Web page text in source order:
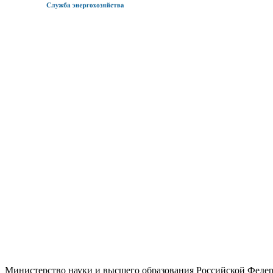
Министерство науки и высшего образования Российской